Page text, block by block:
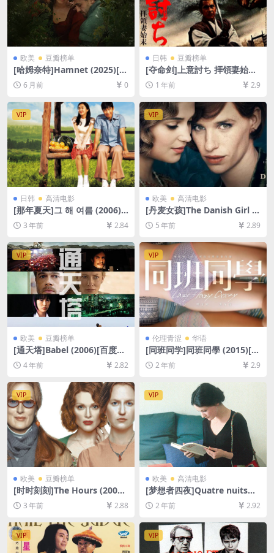
欧美 豆瓣榜单
[哈姆奈特]Hamnet (2025)[百
度网盘+夸克网盘4K超清未删
减资源][网盘在线播放/下载]
[MP4/11GB][中英字幕]
6 月前 0
日韩 豆瓣榜单
[夺命剑]上意討ち 拝領妻始末
(1967)[百度网盘+夸克网盘10
80P超清资源][网盘在线播放/
下载][MP4/8.4GB][中文字幕]
1 年前 2.9
VIP
日韩 高清电影
[那年夏天]그 해 여름 (2006)
[百度网盘+迅雷云盘资源1080
P超清未删减][MP4/6.9GB][韩
3 年前 2.84
VIP
欧美 高清电影
[丹麦女孩]The Danish Girl (2
015)完整版[百度网盘+夸克网
盘+迅雷云盘资源1080P超清
语字幕]
5 年前 2.89
VIP
欧美 豆瓣榜单
[通天塔]Babel (2006)[百度网
盘+迅雷云盘资源1080P超清
未删减][MP4/9GB][中文字幕]
4 年前 2.82
VIP
伦理青涩 华语
[同班同学]同班同學 (2015)[百
度网盘+夸克网盘1080P超清
未删减资源][网盘下载][MP4/
6.3GB][粤语中字][视频文件
+防和谐加密压缩包]
2 年前 2.9
VIP
欧美 豆瓣榜单
[时时刻刻]The Hours (2002)
[百度网盘+夸克网盘1080P超
清未删减资源][网盘在线播放/
下载][MP4/7.3GB][中英字幕]
3 年前 2.88
VIP
欧美 高清电影
[梦想者四夜]Quatre nuits
d’un rêveur (1971)[百度网盘
+夸克网盘1080P超清未删减
资源][网盘在线播放/下载][MP
4/5.4GB][中文字幕]
2 年前 2.92
VIP VIP